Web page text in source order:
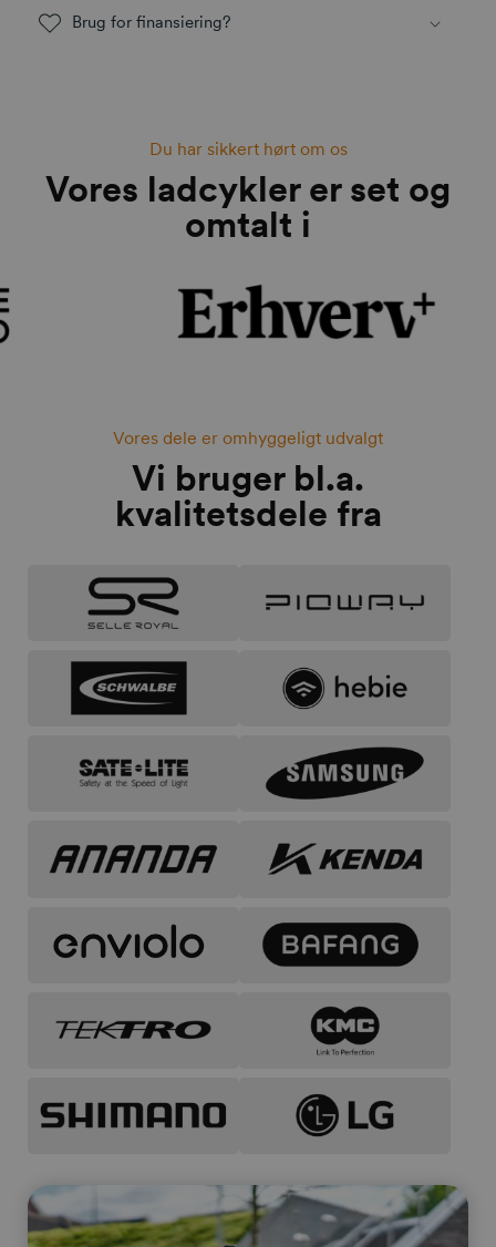
Brug for finansiering?
Du har sikkert hørt om os
Vores ladcykler er set og
omtalt i
Vores dele er omhyggeligt udvalgt
Vi bruger bl.a.
kvalitetsdele fra